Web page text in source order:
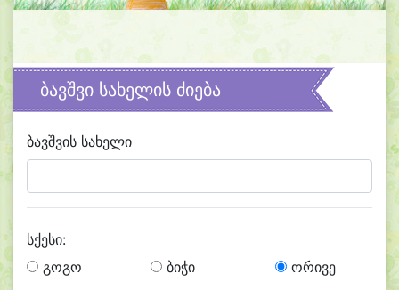
ბავშვი სახელის ძიება
ბავშვის სახელი
სქესი:
გოგო
ბიჭი ორივე